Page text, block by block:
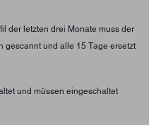
der letzten drei Monate muss der
gescannt und alle 15 Tage ersetzt
und müssen eingeschaltet